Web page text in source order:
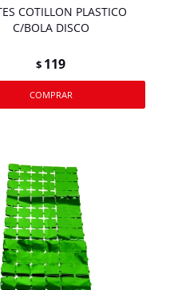
COTILLON PLASTICO
C/BOLA DISCO
$ 119